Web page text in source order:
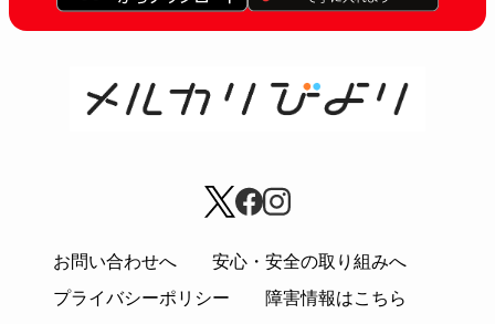
お問い合わせへ
安心・安全の取り組みへ
プライバシーポリシー
障害情報はこちら